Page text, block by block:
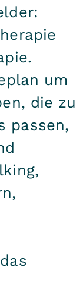
der
neue
Oder
Muster
Die
sie auch
Ihrer
mal
um
die zu
passen,